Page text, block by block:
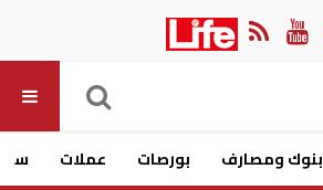
بنوك ومصارف بورصات عملات